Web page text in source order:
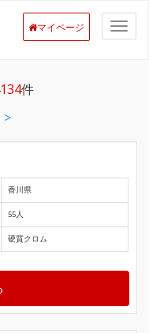
マイページ
件
>
香川県
55人
硬質クロム